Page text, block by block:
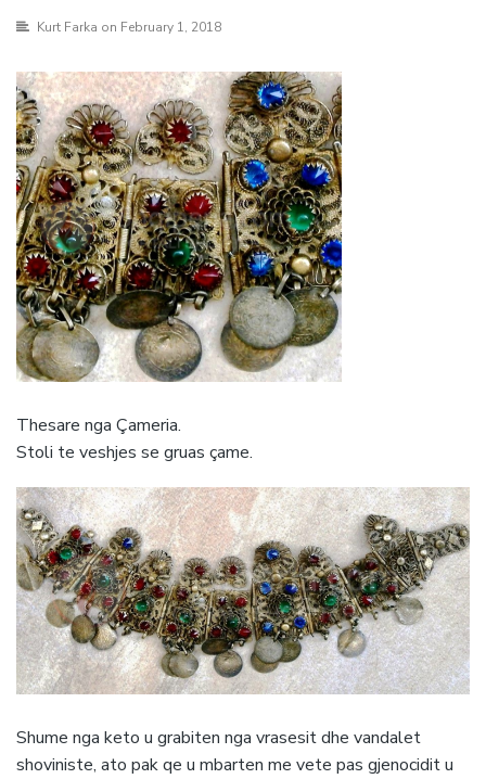
Kurt Farka on February 1, 2018
Thesare nga Çameria.
Stoli te veshjes se gruas çame.
Shume nga keto u grabiten nga vrasesit dhe vandalet
shoviniste, ato pak qe u mbarten me vete pas gjenocidit u